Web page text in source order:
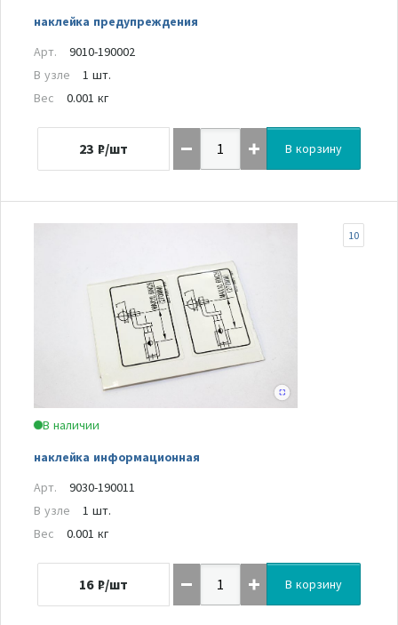
наклейка предупреждения
Арт.
9010-190002
В узле
1 шт.
Вес
0.001 кг
23 ₽/шт В корзину
В наличии
наклейка информационная
10
Арт.
9030-190011
В узле
1 шт.
Вес
0.001 кг
16 ₽/шт В корзину